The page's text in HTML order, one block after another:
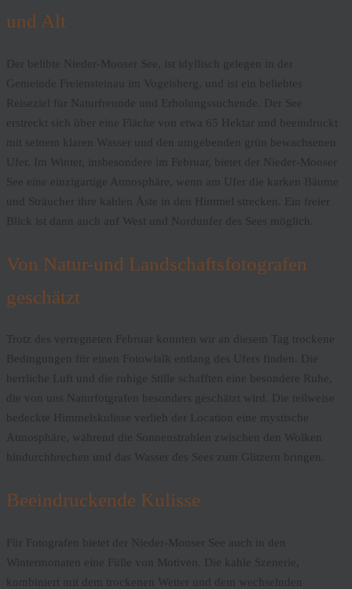
und Alt
Der belibte Nieder-Mooser See, ist idyllisch gelegen in der
Gemeinde Freiensteinau im Vogelsberg, und ist ein beliebtes
Reiseziel für Naturfreunde und Erholungssuchende. Der See
erstreckt sich über eine Fläche von etwa 65 Hektar und beeindruckt
mit seinem klaren Wasser und den umgebenden grün bewachsenen
Ufer. Im Winter, insbesondere im Februar, bietet der Nieder-Mooser
See eine einzigartige Atmosphäre, wenn am Ufer die karken Bäume
und Sträucher ihre kahlen Äste in den Himmel strecken. Ein freier
Blick ist dann auch auf West und Nordunfer des Sees möglich.
Von Natur-und Landschaftsfotografen
geschätzt
Trotz des verregneten Februar konnten wir an diesem Tag trockene
Bedingungen für einen Fotowlalk entlang des Ufers finden. Die
herrliche Luft und die ruhige Stille schafften eine besondere Ruhe,
die von uns Naturfotgrafen besonders geschätzt wird. Die teilweise
bedeckte Himmelskulisse verlieh der Location eine mystische
Atmosphäre, während die Sonnenstrahlen zwischen den Wolken
hindurchbrechen und das Wasser des Sees zum Glitzern bringen.
Beeindruckende Kulisse
Für Fotografen bietet der Nieder-Mooser See auch in den
Wintermonaten eine Fülle von Motiven. Die kahle Szenerie,
kombiniert mit dem trockenen Wetter und dem wechselnden